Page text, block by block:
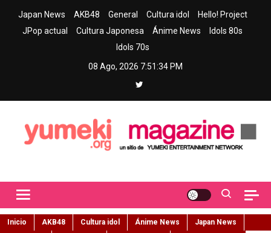
Japan News AKB48 General Cultura idol
Hello! Project
JPop actual
Cultura Japonesa Ánime News
Idols 80s
Idols 70s
08 Ago, 2026 7:51:35 PM
Inicio AKB48 Cultura idol Ánime News
Japan News